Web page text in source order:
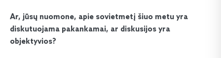
Ar, jūsų nuomone, apie sovietmetį šiuo metu yra
diskutuojama pakankamai, ar diskusijos yra
objektyvios?